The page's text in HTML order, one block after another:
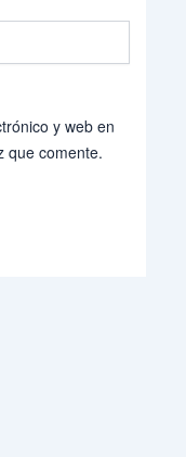
y web en
que comente.